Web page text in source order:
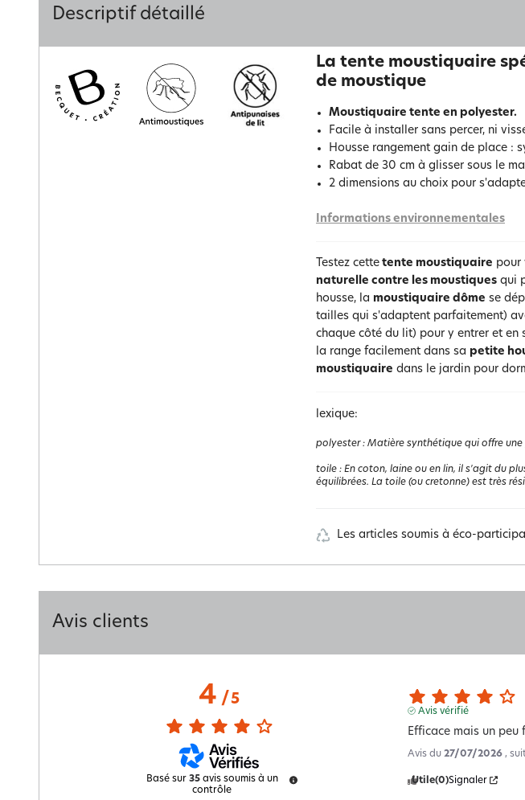
Descriptif détaillé
La tente moustiquaire
de moustique
Moustiquaire tente en polyester.
Facile à installer sans percer, ni
Housse rangement gain de place :
Rabat de 30 cm à glisser sous le
2 dimensions au choix pour
Informations environnementales
Testez cette tente moustiquaire pour
naturelle contre les moustiques qui
housse, la moustiquaire dôme se
tailles qui s'adaptent parfaitement)
chaque côté du lit) pour y entrer et en
la range facilement dans sa petite
moustiquaire dans le jardin pour
lexique:
polyester: Matière synthétique qui offre une
toile : En coton, laine ou en lin, il s'agit du
équilibrées. La toile (ou cretonne) est très
Les articles soumis à éco-
Avis clients
4/ 5
Basé sur 35 avis soumis à un
contrôle
Avis vérifié
Efficace mais un peu
Avis du27/07/2026 ,
Utile(0)Signaler